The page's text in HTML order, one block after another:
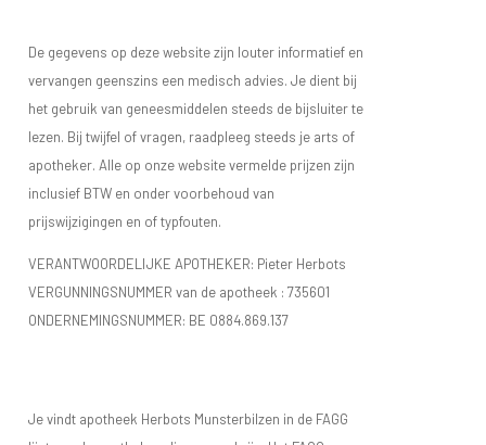
De gegevens op deze website zijn louter informatief en
vervangen geenszins een medisch advies. Je dient bij
het gebruik van geneesmiddelen steeds de bijsluiter te
lezen. Bij twijfel of vragen, raadpleeg steeds je arts of
apotheker. Alle op onze website vermelde prijzen zijn
inclusief BTW en onder voorbehoud van
prijswijzigingen en of typfouten.
VERANTWOORDELIJKE APOTHEKER: Pieter Herbots
VERGUNNINGSNUMMER van de apotheek : 735601
ONDERNEMINGSNUMMER: BE 0884.869.137
Je vindt apotheek Herbots Munsterbilzen in de FAGG